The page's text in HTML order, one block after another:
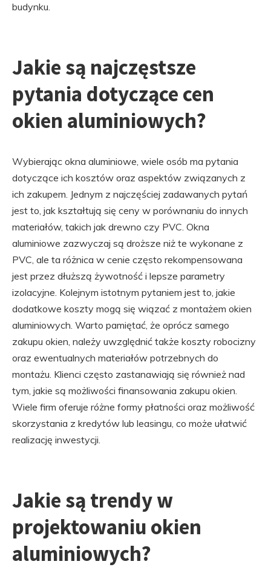
budynku.
Jakie są najczęstsze
pytania dotyczące cen
okien aluminiowych?
Wybierając okna aluminiowe, wiele osób ma pytania
dotyczące ich kosztów oraz aspektów związanych z
ich zakupem. Jednym z najczęściej zadawanych pytań
jest to, jak kształtują się ceny w porównaniu do innych
materiałów, takich jak drewno czy PVC. Okna
aluminiowe zazwyczaj są droższe niż te wykonane z
PVC, ale ta różnica w cenie często rekompensowana
jest przez dłuższą żywotność i lepsze parametry
izolacyjne. Kolejnym istotnym pytaniem jest to, jakie
dodatkowe koszty mogą się wiązać z montażem okien
aluminiowych. Warto pamiętać, że oprócz samego
zakupu okien, należy uwzględnić także koszty robocizny
oraz ewentualnych materiałów potrzebnych do
montażu. Klienci często zastanawiają się również nad
tym, jakie są możliwości finansowania zakupu okien.
Wiele firm oferuje różne formy płatności oraz możliwość
skorzystania z kredytów lub leasingu, co może ułatwić
realizację inwestycji.
Jakie są trendy w
projektowaniu okien
aluminiowych?